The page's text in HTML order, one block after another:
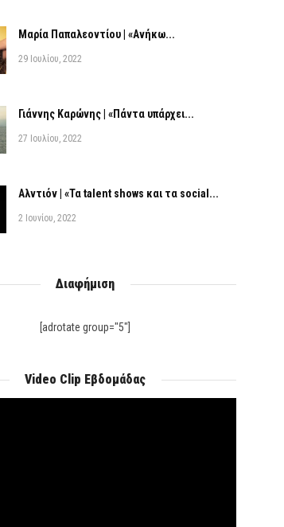
Μαρία Παπαλεοντίου | «Ανήκω...
29 Ιουλίου, 2022
Γιάννης Καρώνης | «Πάντα υπάρχει...
27 Ιουλίου, 2022
Αλντιόν | «Τα talent shows και τα social...
2 Ιουνίου, 2022
Διαφήμιση
[adrotate group="5"]
Video Clip Εβδομάδας